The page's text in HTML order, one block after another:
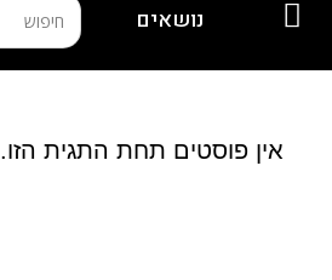
נושאים
אין פוסטים תחת התגית הזו.